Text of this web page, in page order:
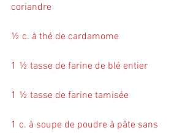
coriandre
½ c. à thé de cardamome
1 ½ tasse de farine de blé entier
1 ½ tasse de farine tamisée
1 c. à soupe de poudre à pâte sans